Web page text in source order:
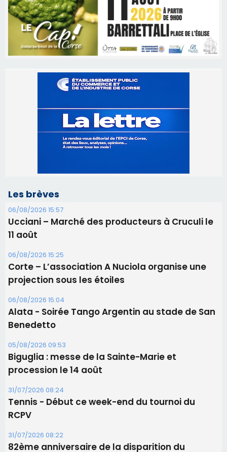
Les brèves
06/08/2026 15:57
Ucciani – Marché des producteurs à Cruculi le
11 août
06/08/2026 15:25
Corte – L’association A Nuciola organise une
projection sous les étoiles
06/08/2026 15:04
Alata - Soirée Tango Argentin au stade de San
Benedetto
05/08/2026 09:53
Biguglia : messe de la Sainte-Marie et
procession le 14 août
31/07/2026 08:24
Tennis - Début ce week-end du tournoi du
RCPV
31/07/2026 08:22
82ème anniversaire de la disparition du